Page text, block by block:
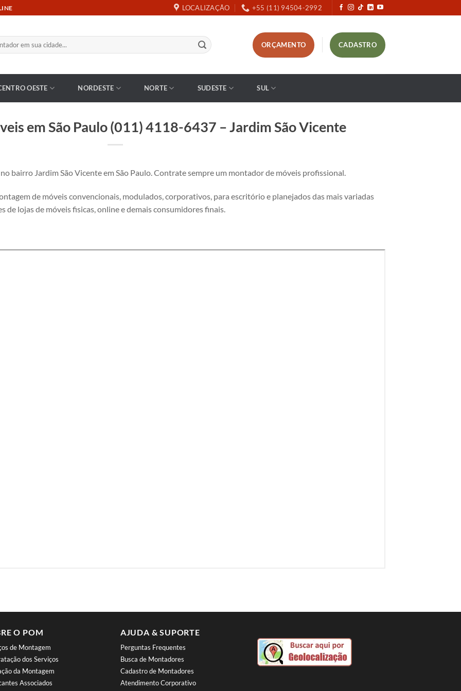
LOCALIZAÇÃO +55 (11) 94504-2992
ORÇAMENTO CADASTRO
OESTE NORDESTE NORTE SUDESTE SUL
em São Paulo (011) 4118-6437 – Jardim São Vicente
bairro Jardim São Vicente em São Paulo. Contrate sempre um montador de móveis profissional.
de móveis convencionais, modulados, corporativos, para escritório e planejados das mais variadas
de lojas de móveis fisicas, online e demais consumidores finais.
O POM
de Montagem
dos Serviços
da Montagem
Associados
AJUDA & SUPORTE
Perguntas Frequentes
Busca de Montadores
Cadastro de Montadores
Atendimento Corporativo